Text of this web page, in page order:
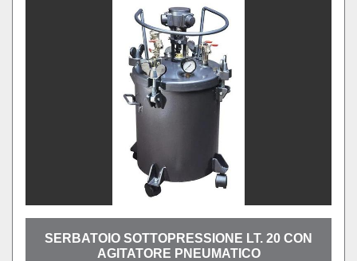
SERBATOIO SOTTOPRESSIONE LT. 20 CON
AGITATORE PNEUMATICO